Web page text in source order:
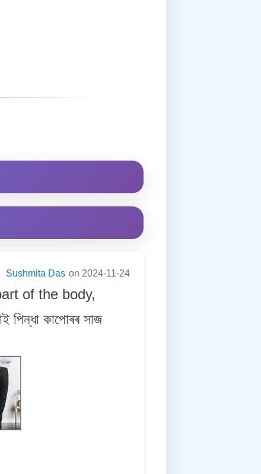
Sushmita Das on 2024-11-24
of the body,
কাপোৰৰ সাজ